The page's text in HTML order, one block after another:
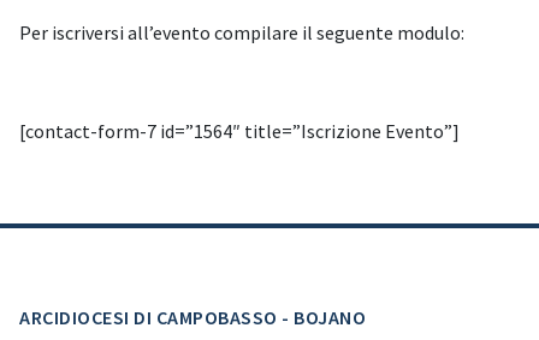
Per iscriversi all’evento compilare il seguente modulo:
[contact-form-7 id=”1564″ title=”Iscrizione Evento”]
ARCIDIOCESI DI CAMPOBASSO - BOJANO